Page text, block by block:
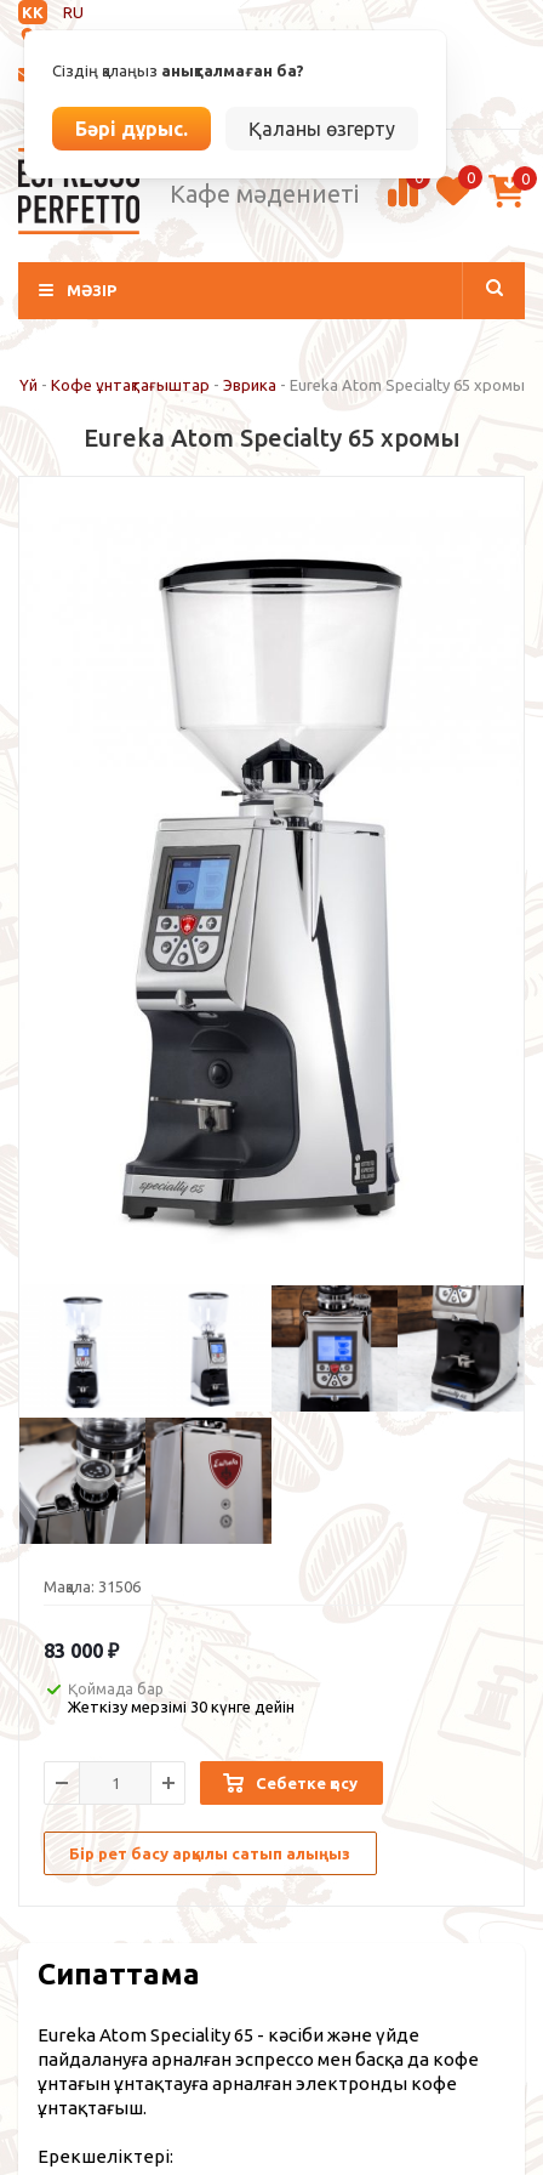
KK
RU
Сіздің қалаңыз анықталмаған ба?
Бәрі дұрыс. Қаланы өзгерту
info@espressoperfetto.kz
Кафе мәдениеті
0 0 0
МӘЗІР
Үй - Кофе ұнтақтағыштар - Эврика - Eureka Atom Specialty 65 хромы
Eureka Atom Specialty 65 хромы
Мақала: 31506
83 000 ₽
Қоймада бар
Жеткізу мерзімі 30 күнге дейін
Себетке қосу
Бір рет басу арқылы сатып алыңыз
Сипаттама
Eureka Atom Speciality 65 - кәсіби және үйде
пайдалануға арналған эспрессо мен басқа да кофе
ұнтағын ұнтақтауға арналған электронды кофе
ұнтақтағыш.
Ерекшеліктері: